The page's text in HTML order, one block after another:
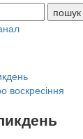
воскресіння